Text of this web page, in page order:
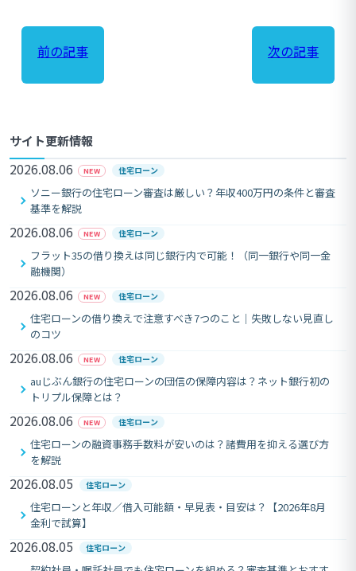
前の記事 次の記事
サイト更新情報
2026.08.06 NEW 住宅ローン
ソニー銀行の住宅ローン審査は厳しい？年収400万円の条件と審査
基準を解説
2026.08.06 NEW 住宅ローン
フラット35の借り換えは同じ銀行内で可能！（同一銀行や同一金
融機関）
2026.08.06 NEW 住宅ローン
住宅ローンの借り換えで注意すべき7つのこと｜失敗しない見直し
のコツ
2026.08.06 NEW 住宅ローン
auじぶん銀行の住宅ローンの団信の保障内容は？ネット銀行初の
トリプル保障とは？
2026.08.06 NEW 住宅ローン
住宅ローンの融資事務手数料が安いのは？諸費用を抑える選び方
を解説
2026.08.05 住宅ローン
住宅ローンと年収／借入可能額・早見表・目安は？【2026年8月
金利で試算】
2026.08.05 住宅ローン